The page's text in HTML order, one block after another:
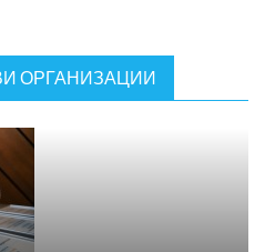
ОРГАНИЗАЦИИ